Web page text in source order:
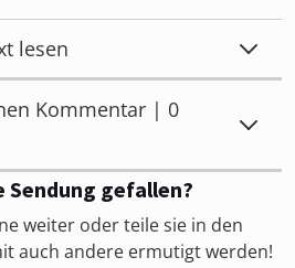
lesen
Kommentar | 0
Sendung gefallen?
weiter oder teile sie in den
auch andere ermutigt werden!